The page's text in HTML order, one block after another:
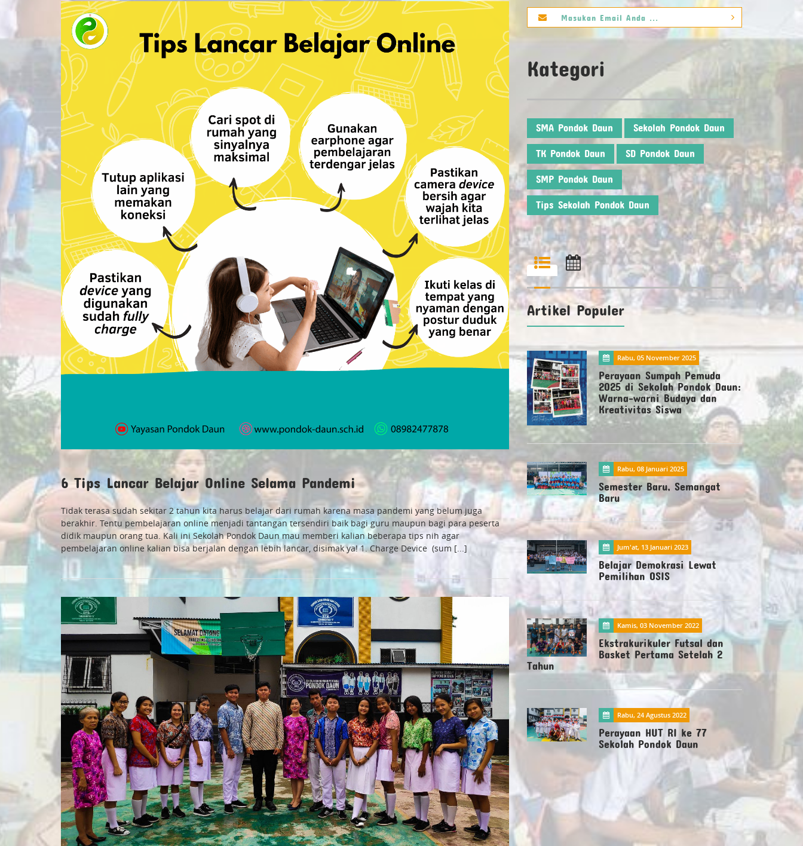
6 Tips Lancar Belajar Online Selama Pandemi
Tidak terasa sudah sekitar 2 tahun kita harus belajar dari rumah karena masa pandemi yang belum juga
berakhir. Tentu pembelajaran online menjadi tantangan tersendiri baik bagi guru maupun bagi para peserta
didik maupun orang tua. Kali ini Sekolah Pondok Daun mau memberi kalian beberapa tips nih agar
pembelajaran online kalian bisa berjalan dengan lebih lancar, disimak ya! 1. Charge Device (sum [...]
Kategori
SMA Pondok Daun Sekolah Pondok Daun
TK Pondok Daun SD Pondok Daun
SMP Pondok Daun
Tips Sekolah Pondok Daun
Artikel Populer
Rabu, 05 November 2025
Perayaan Sumpah Pemuda
2025 di Sekolah Pondok Daun:
Warna-warni Budaya dan
Kreativitas Siswa
Rabu, 08 Januari 2025
Semester Baru, Semangat
Baru
Jum'at, 13 Januari 2023
Belajar Demokrasi Lewat
Pemilihan OSIS
Kamis, 03 November 2022
Ekstrakurikuler Futsal dan
Basket Pertama Setelah 2
Tahun
Rabu, 24 Agustus 2022
Perayaan HUT RI ke 77
Sekolah Pondok Daun